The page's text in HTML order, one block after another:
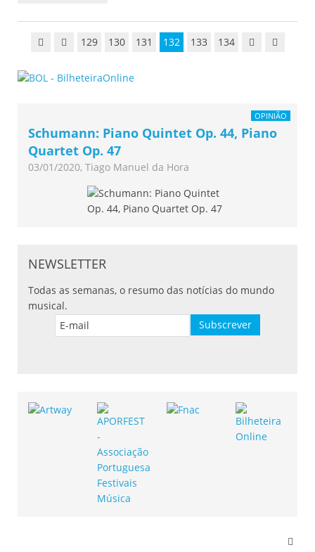
129 130 131 132 133 134
OPINIÃO
Schumann: Piano Quintet Op. 44, Piano
Quartet Op. 47
03/01/2020, Tiago Manuel da Hora
NEWSLETTER
Todas as semanas, o resumo das notícias do mundo
musical.